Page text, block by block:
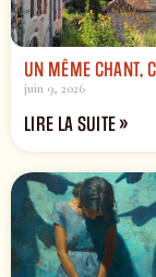
UN MÊME CHANT,
juin 9, 2026
LIRE LA SUITE »